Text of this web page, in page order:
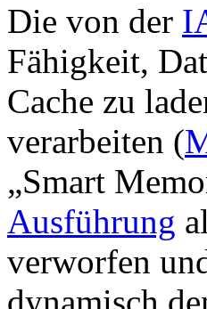
Die von der
Fähigkeit,
Cache zu
verarbeiten (
„Smart
Ausführung
verworfen